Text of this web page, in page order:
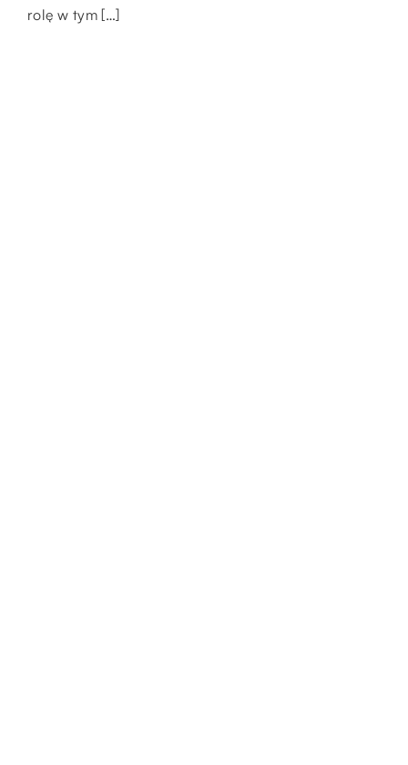
estetykę. Już nawet […]
rolę w tym […]